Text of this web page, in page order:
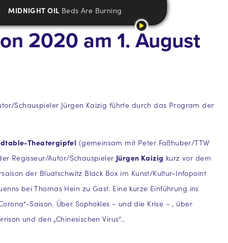
MIDNIGHT OIL Beds Are Burning
2020 am 1. August
Schauspieler Jürgen Kaizig führte durch das Program der
Theatergipfel (gemeinsam mit Peter Faßhuber/TTW
Regisseur/Autor/Schauspieler Jürgen Kaizig kurz vor dem
der Bluatschwitz Black Box im Kunst/Kultur-Infopoint
bei Thomas Hein zu Gast. Eine kurze Einführung ins
Saison. Über Sophokles – und die Krise – , über
und den „Chinesischen Virus“…